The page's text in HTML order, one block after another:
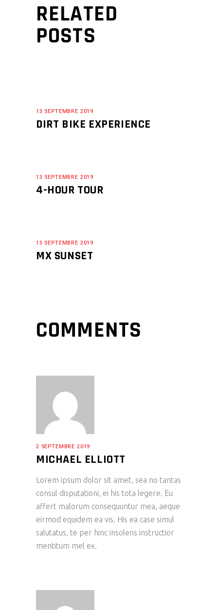
RELATED
POSTS
13 SEPTEMBRE 2019
DIRT BIKE EXPERIENCE
13 SEPTEMBRE 2019
4-HOUR TOUR
13 SEPTEMBRE 2019
MX SUNSET
COMMENTS
2 SEPTEMBRE 2019
MICHAEL ELLIOTT
Lorem ipsum dolor sit amet, sea no tantas
consul disputationi, ei his tota legere. Eu
affert malorum consequuntur mea, aeque
eirmod equidem ea vis. His ea case simul
salutatus, te per hinc insolens instructior
mentitum mel ex.